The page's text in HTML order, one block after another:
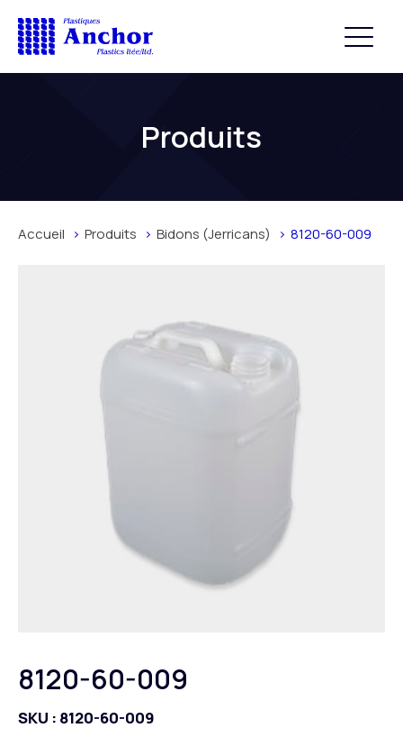
Produits
Accueil Produits Bidons (Jerricans) 8120-60-009
8120-60-009
SKU : 8120-60-009